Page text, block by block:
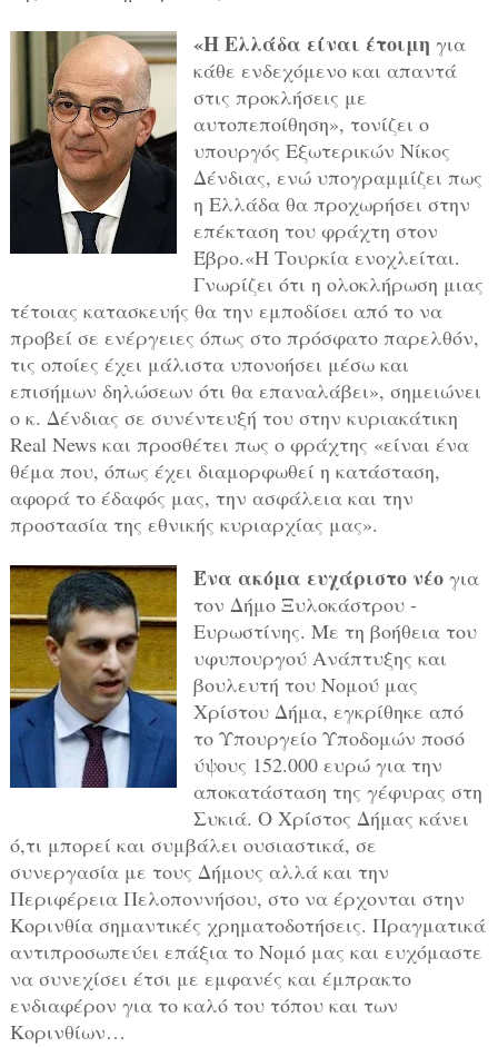
«H Ελλάδα είναι έτοιμη για
κάθε ενδεχόμενο και απαντά
στις προκλήσεις με
αυτοπεποίθηση», τονίζει ο
υπουργός Εξωτερικών Νίκος
Δένδιας, ενώ υπογραμμίζει πως
η Ελλάδα θα προχωρήσει στην
επέκταση του φράχτη στον
Έβρο.«Η Τουρκία ενοχλείται.
Γνωρίζει ότι η ολοκλήρωση μιας
τέτοιας κατασκευής θα την εμποδίσει από το να
προβεί σε ενέργειες όπως στο πρόσφατο παρελθόν,
τις οποίες έχει μάλιστα υπονοήσει μέσω και
επισήμων δηλώσεων ότι θα επαναλάβει», σημειώνει
ο κ. Δένδιας σε συνέντευξή του στην κυριακάτικη
Real News και προσθέτει πως ο φράχτης «είναι ένα
θέμα που, όπως έχει διαμορφωθεί η κατάσταση,
αφορά το έδαφός μας, την ασφάλεια και την
προστασία της εθνικής κυριαρχίας μας».
Ένα ακόμα ευχάριστο νέογια
τον Δήμο Ξυλοκάστρου -
Ευρωστίνης. Με τη βοήθεια του
υφυπουργού Ανάπτυξης και
βουλευτή του Νομού μας
Χρίστου Δήμα, εγκρίθηκε από
το Υπουργείο Υποδομών ποσό
ύψους 152.000 ευρώ για την
αποκατάσταση της γέφυρας στη
Συκιά. Ο Χρίστος Δήμας κάνει
ό,τι μπορεί και συμβάλει ουσιαστικά, σε
συνεργασία με τους Δήμους αλλά και την
Περιφέρεια Πελοποννήσου, στο να έρχονται στην
Κορινθία σημαντικές χρηματοδοτήσεις. Πραγματικά
αντιπροσωπεύει επάξια το Νομό μας και ευχόμαστε
να συνεχίσει έτσι με εμφανές και έμπρακτο
ενδιαφέρον για το καλό του τόπου και των
Κορινθίων…